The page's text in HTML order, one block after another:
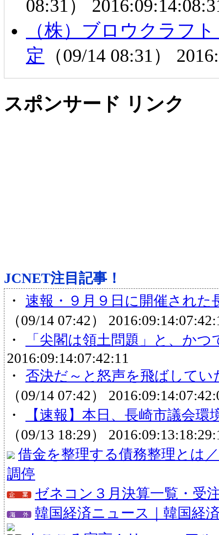
08:31）
（株）ブロウクラフ
定 （09/14 08:31）
スポンサード リンク
JCNET注目記事！
・ 速報・９月９日に開催された
（09/14 07:42）
・
「尖閣は領土問題」と、か
2016:09:14:07:42:11
・ 否決だ～と怒声を飛ばして
（09/14 07:42）
・
【速報】本日、長崎市議会
（09/13 18:29）
借金を整理する債務整理とは
調停
ゼネコン３月決算一覧・受
韓国経済ニュース｜韓国経